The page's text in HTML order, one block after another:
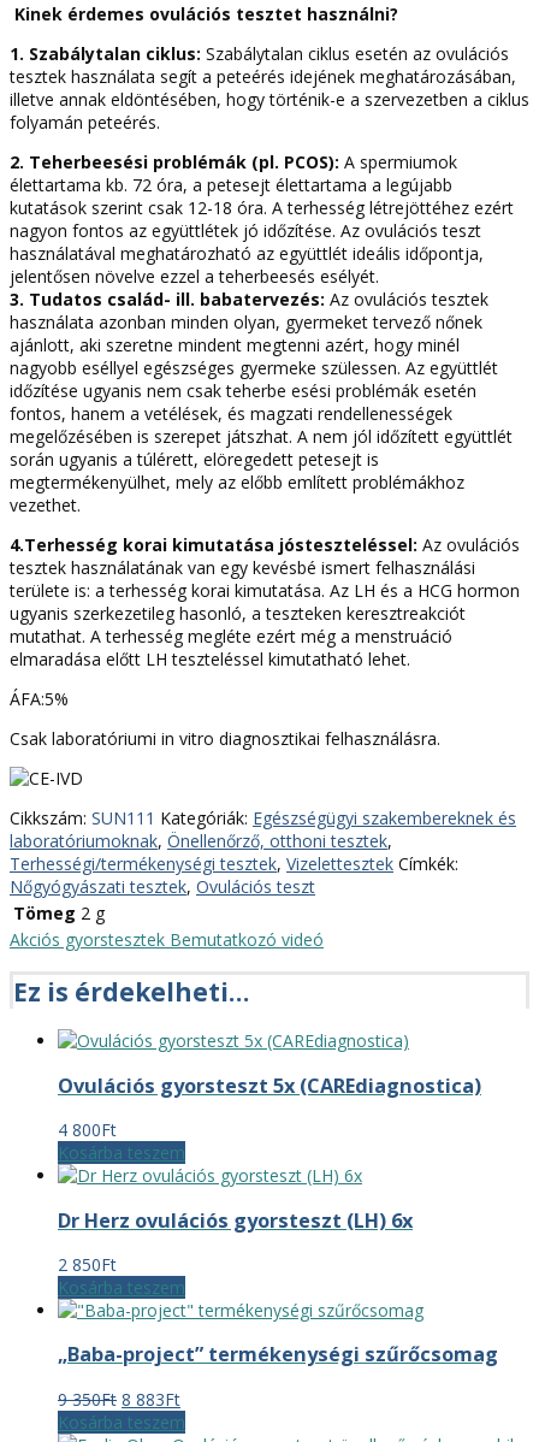
Kinek érdemes ovulációs tesztet használni?
1. Szabálytalan ciklus: Szabálytalan ciklus esetén az ovulációs
tesztek használata segít a peteérés idejének meghatározásában,
illetve annak eldöntésében, hogy történik-e a szervezetben a ciklus
folyamán peteérés.
2. Teherbeesési problémák (pl. PCOS): A spermiumok
élettartama kb. 72 óra, a petesejt élettartama a legújabb
kutatások szerint csak 12-18 óra. A terhesség létrejöttéhez ezért
nagyon fontos az együttlétek jó időzítése. Az ovulációs teszt
használatával meghatározható az együttlét ideális időpontja,
jelentősen növelve ezzel a teherbeesés esélyét.
3. Tudatos család- ill. babatervezés: Az ovulációs tesztek
használata azonban minden olyan, gyermeket tervező nőnek
ajánlott, aki szeretne mindent megtenni azért, hogy minél
nagyobb eséllyel egészséges gyermeke szülessen. Az együttlét
időzítése ugyanis nem csak teherbe esési problémák esetén
fontos, hanem a vetélések, és magzati rendellenességek
megelőzésében is szerepet játszhat. A nem jól időzített együttlét
során ugyanis a túlérett, elöregedett petesejt is
megtermékenyülhet, mely az előbb említett problémákhoz
vezethet.
4.Terhesség korai kimutatása jósteszteléssel: Az ovulációs
tesztek használatának van egy kevésbé ismert felhasználási
területe is: a terhesség korai kimutatása. Az LH és a HCG hormon
ugyanis szerkezetileg hasonló, a teszteken keresztreakciót
mutathat. A terhesség megléte ezért még a menstruáció
elmaradása előtt LH teszteléssel kimutatható lehet.
ÁFA:5%
Csak laboratóriumi in vitro diagnosztikai felhasználásra.
Cikkszám: SUN111 Kategóriák: Egészségügyi szakembereknek és
laboratóriumoknak, Önellenőrző, otthoni tesztek,
Terhességi/termékenységi tesztek, Vizelettesztek Címkék:
Nőgyógyászati tesztek, Ovulációs teszt
Tömeg 2 g
Akciós gyorstesztek Bemutatkozó videó
Ez is érdekelheti…
Ovulációs gyorsteszt 5x (CAREdiagnostica)
4 800Ft
Kosárba teszem
Dr Herz ovulációs gyorsteszt (LH) 6x
2 850Ft
Kosárba teszem
„Baba-project” termékenységi szűrőcsomag
9 350Ft Original
price
8 883FtCurrent
price
Kosárba teszem